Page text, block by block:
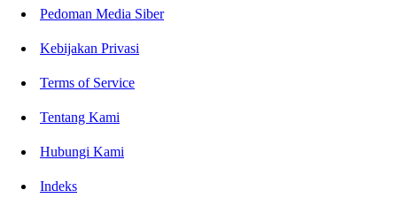
Pedoman Media Siber
Kebijakan Privasi
Terms of Service
Tentang Kami
Hubungi Kami
Indeks